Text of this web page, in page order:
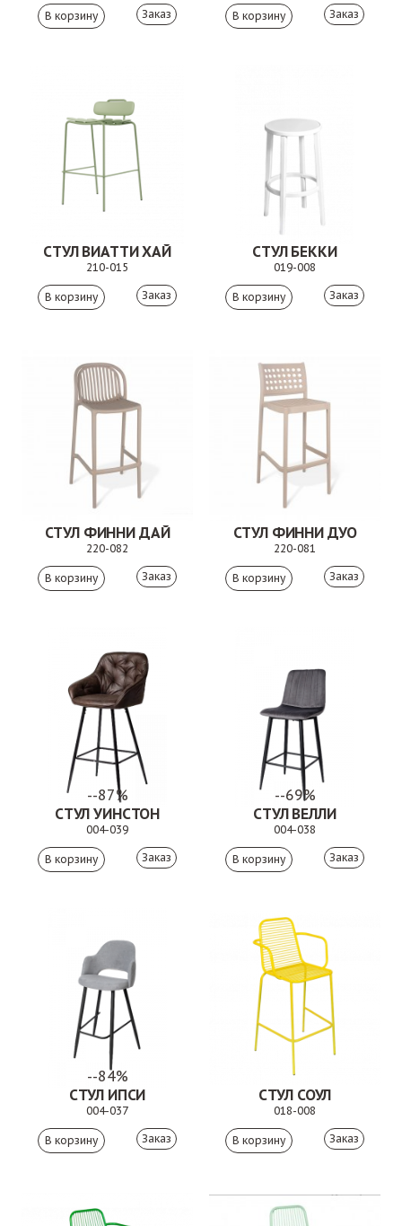
Заказ Заказ
СТУЛ ВИАТТИ ХАЙ
210-015
Заказ
СТУЛ БЕККИ
019-008
Заказ
СТУЛ ФИННИ ДАЙ
220-082
Заказ
СТУЛ ФИННИ ДУО
220-081
Заказ
--87%
СТУЛ УИНСТОН
004-039
Заказ
--69%
СТУЛ ВЕЛЛИ
004-038
Заказ
--84%
СТУЛ ИПСИ
004-037
Заказ
СТУЛ СОУЛ
018-008
Заказ